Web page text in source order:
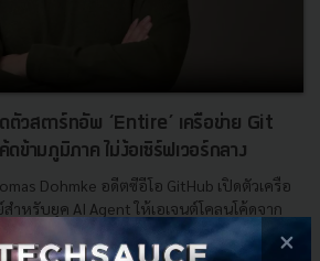
ตัวสตาร์ทอัพ ‘Entire’ เครือข่าย Git
ข้ามภูมิภาค ไม่ง้อเซิร์ฟเวอร์กลาง
Dohmke อดีตซีอีโอ GitHub เปิดตัวเครือ
ำหรับยุค AI Agent ให้เอเจนต์โคลนโค้ดจาก
ร์ฟเวอร์กลาง รองรับ 570,000 โค...
×